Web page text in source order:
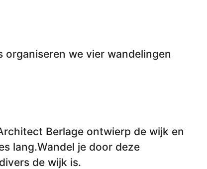
we vier wandelingen
Berlage ontwierp de wijk en
lang.Wandel je door deze
de wijk is.